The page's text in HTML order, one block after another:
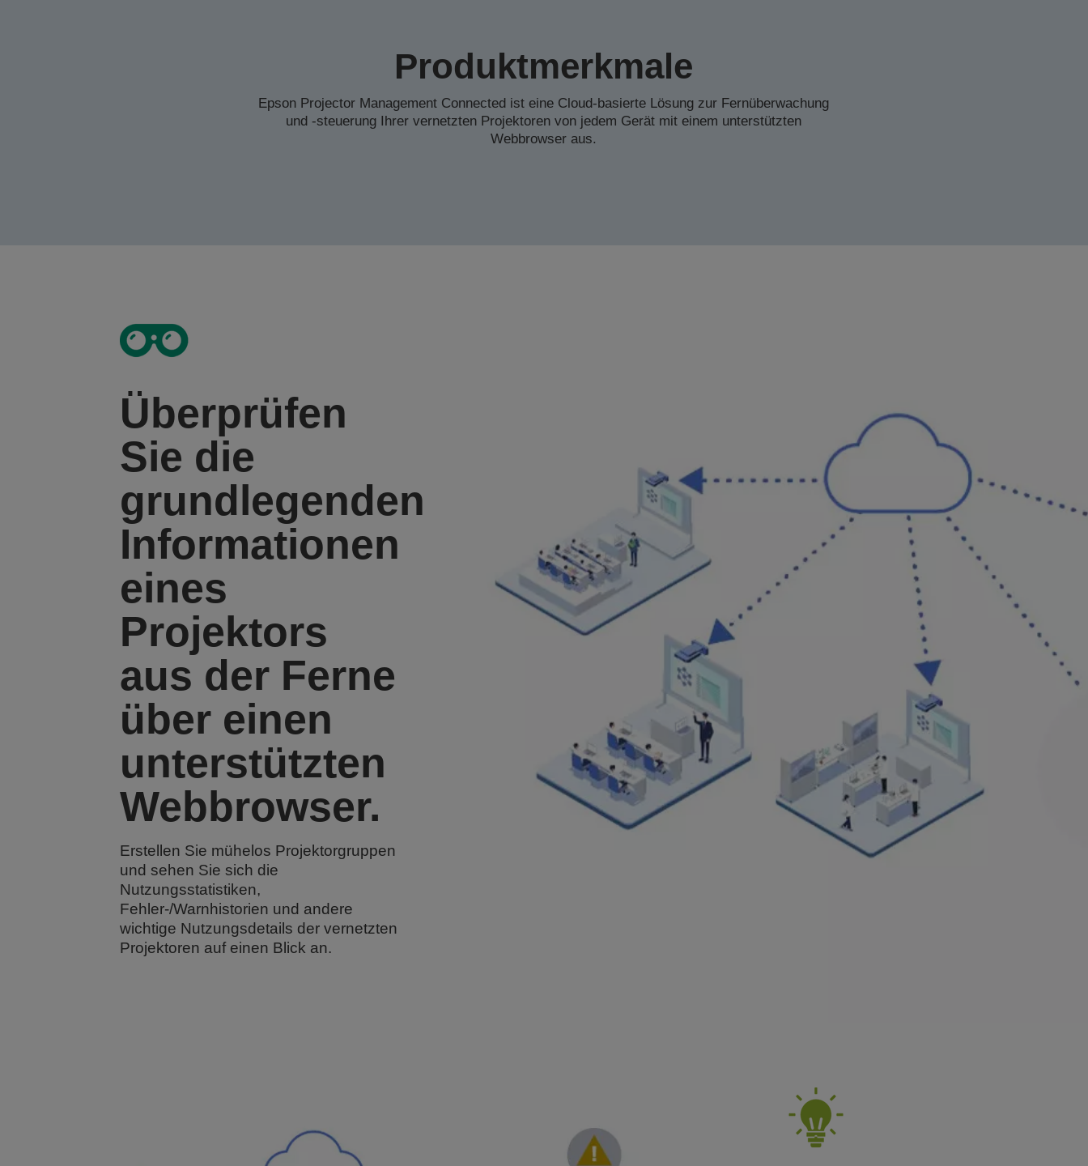
Produktmerkmale
Epson Projector Management Connected ist eine Cloud-basierte Lösung zur Fernüberwachung
und -steuerung Ihrer vernetzten Projektoren von jedem Gerät mit einem unterstützten
Webbrowser aus.
Überprüfen
Sie die
grundlegenden
Informationen
eines
Projektors
aus der Ferne
über einen
unterstützten
Webbrowser.
Erstellen Sie mühelos Projektorgruppen
und sehen Sie sich die
Nutzungsstatistiken,
Fehler-/Warnhistorien und andere
wichtige Nutzungsdetails der vernetzten
Projektoren auf einen Blick an.